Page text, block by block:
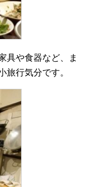
具や食器など、ま
行気分です。